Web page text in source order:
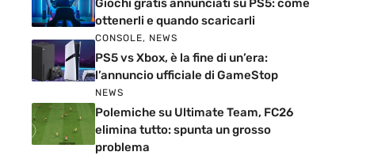
Giochi gratis annunciati su PS5: come
ottenerli e quando scaricarli
CONSOLE, NEWS
PS5 vs Xbox, è la fine di un’era:
l’annuncio ufficiale di GameStop
NEWS
Polemiche su Ultimate Team, FC26
elimina tutto: spunta un grosso
problema